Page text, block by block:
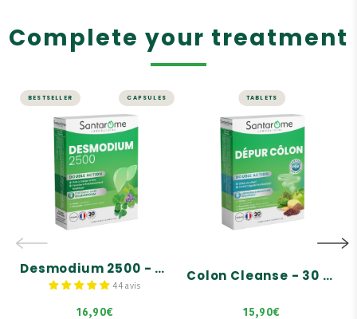
Complete your treatment
BESTSELLER CAPSULES
Desmodium 2500 - 30 capsules
44 avis
16,90€
LIVER AND DIGESTION
Desmodium 2500
- 30 capsules
Highly concentrated in
Desmodium: 2,500 mg of
dry plant equivalent.
Desmodium promotes
liver function.
juniper, and rosemary
TABLETS
Colon Cleanse - 30 tablets
15,90€
LIVER AND DIGESTION
Colon Cleanse -
30 tablets
Colon detox
Digestive and intestinal
comfort
Growth of intestinal